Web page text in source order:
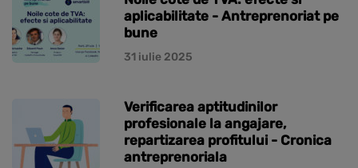
aplicabilitate - Antreprenoriat pe
bune
31 iulie 2025
Verificarea aptitudinilor
profesionale la angajare,
repartizarea profitului - Cronica
antreprenoriala